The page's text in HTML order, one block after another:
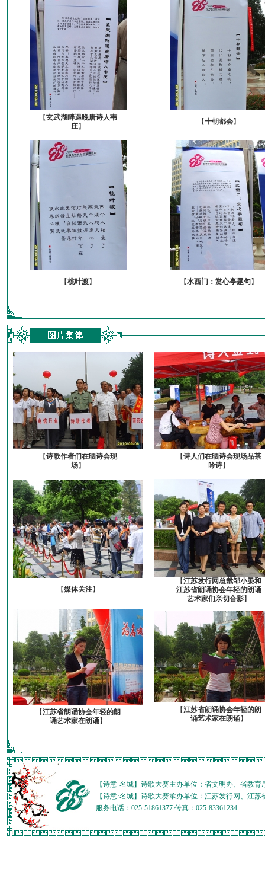
【玄武湖畔遇晚唐诗人韦
庄】
【十朝都会】
【桃叶渡】 【水西门：赏心亭题句】
【诗歌作者们在晒诗会现
场】
【诗人们在晒诗会现场品茶
吟诗】
【媒体关注】
【江苏发行网总裁邹小晏和
江苏省朗诵协会年轻的朗诵
艺术家们亲切合影】
【江苏省朗诵协会年轻的朗
诵艺术家在朗诵】
【江苏省朗诵协会年轻的朗
诵艺术家在朗诵】
【诗意·名城】诗歌大赛主办单位：省文明办、省教
【诗意·名城】诗歌大赛承办单位：江苏发行网、江
服务电话：025-51861377 传真：025-83361234